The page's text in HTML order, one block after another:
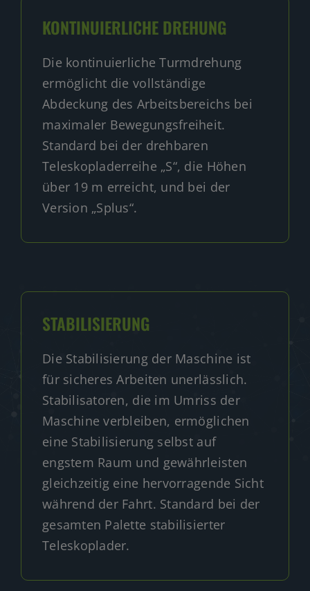
KONTINUIERLICHE DREHUNG
Die kontinuierliche Turmdrehung
ermöglicht die vollständige
Abdeckung des Arbeitsbereichs bei
maximaler Bewegungsfreiheit.
Standard bei der drehbaren
Teleskopladerreihe „S“, die Höhen
über 19 m erreicht, und bei der
Version „Splus“.
STABILISIERUNG
Die Stabilisierung der Maschine ist
für sicheres Arbeiten unerlässlich.
Stabilisatoren, die im Umriss der
Maschine verbleiben, ermöglichen
eine Stabilisierung selbst auf
engstem Raum und gewährleisten
gleichzeitig eine hervorragende Sicht
während der Fahrt. Standard bei der
gesamten Palette stabilisierter
Teleskoplader.